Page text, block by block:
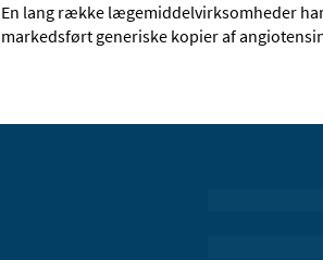
En lang række lægemiddelvirksomheder
markedsført generiske kopier af